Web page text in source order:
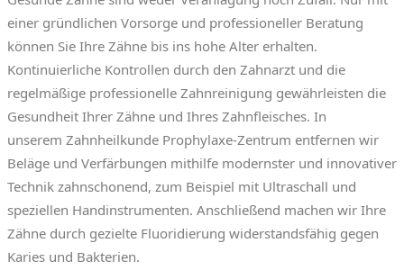
einer gründlichen Vorsorge und professioneller Beratung
können Sie Ihre Zähne bis ins hohe Alter erhalten.
Kontinuierliche Kontrollen durch den Zahnarzt und die
regelmäßige professionelle Zahnreinigung gewährleisten die
Gesundheit Ihrer Zähne und Ihres Zahnfleisches. In
unserem Zahnheilkunde Prophylaxe-Zentrum entfernen wir
Beläge und Verfärbungen mithilfe modernster und innovativer
Technik zahnschonend, zum Beispiel mit Ultraschall und
speziellen Handinstrumenten. Anschließend machen wir Ihre
Zähne durch gezielte Fluoridierung widerstandsfähig gegen
Karies und Bakterien.